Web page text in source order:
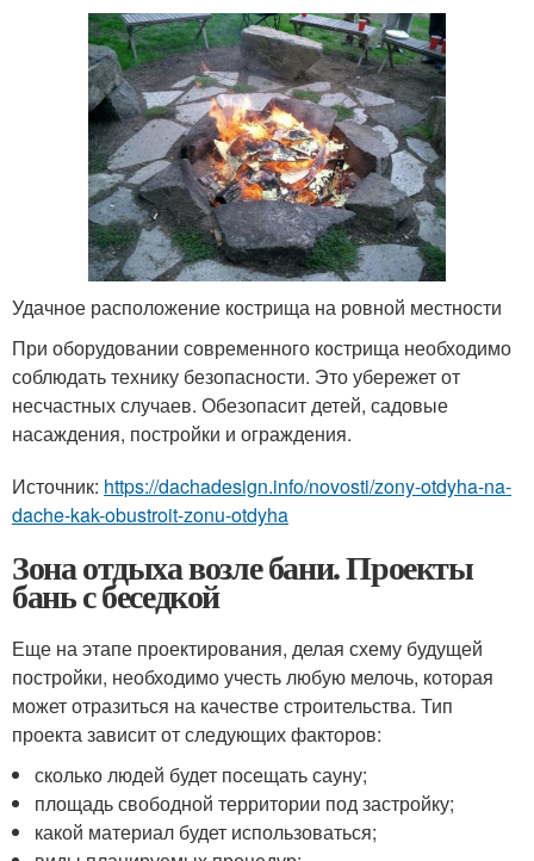
Удачное расположение кострища на ровной местности
При оборудовании современного кострища необходимо
соблюдать технику безопасности. Это убережет от
несчастных случаев. Обезопасит детей, садовые
насаждения, постройки и ограждения.
Источник: https://dachadesign.info/novosti/zony-otdyha-na-
dache-kak-obustroit-zonu-otdyha
Зона отдыха возле бани. Проекты
бань с беседкой
Еще на этапе проектирования, делая схему будущей
постройки, необходимо учесть любую мелочь, которая
может отразиться на качестве строительства. Тип
проекта зависит от следующих факторов:
сколько людей будет посещать сауну;
площадь свободной территории под застройку;
какой материал будет использоваться;